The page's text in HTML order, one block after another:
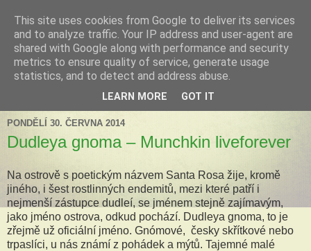
Tillandsia za okny
Tillandsie a další zelená havěť která s námi může žít v bytě,
k našim velkým radostem, nebo také starostem.
PONDĚLÍ 30. ČERVNA 2014
Dudleya gnoma – Munchkin liveforever
Na ostrově s poetickým názvem Santa Rosa žije, kromě
jiného, i šest rostlinných endemitů, mezi které patří i
nejmenší zástupce dudleí, se jménem stejně zajímavým,
jako jméno ostrova, odkud pochází. Dudleya gnoma, to je
zřejmě už oficiální jméno. Gnómové, česky skřítkové nebo
trpaslíci, u nás známí z pohádek a mýtů. Tajemné malé
This site uses cookies from Google to deliver its services
and to analyze traffic. Your IP address and user-agent are
shared with Google along with performance and security
metrics to ensure quality of service, generate usage
statistics, and to detect and address abuse.
LEARN MORE GOT IT